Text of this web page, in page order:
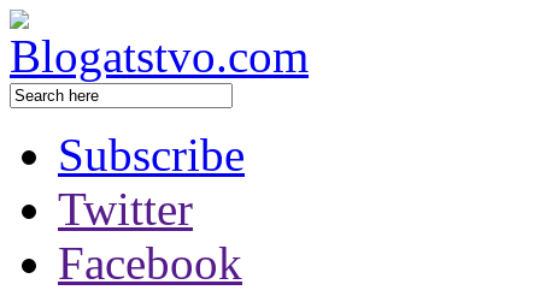
Subscribe
Twitter
Facebook